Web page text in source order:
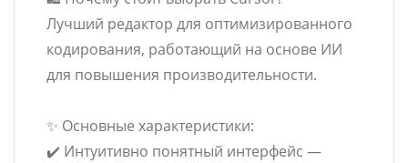
Лучший редактор для оптимизированного
кодирования, работающий на основе ИИ
для повышения производительности.
✨ Основные характеристики:
✔️ Интуитивно понятный интерфейс —